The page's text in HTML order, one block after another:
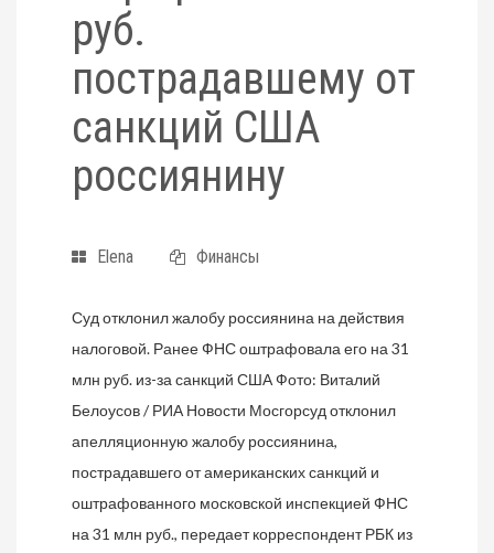
руб.
пострадавшему от
санкций США
россиянину
Elena Финансы
Суд отклонил жалобу россиянина на действия
налоговой. Ранее ФНС оштрафовала его на 31
млн руб. из-за санкций США Фото: Виталий
Белоусов / РИА Новости ​Мосгорсуд отклонил
апелляционную жалобу россиянина,
пострадавшего от американских санкций и
оштрафованного московской инспекцией ФНС
на 31 млн руб., передает корреспондент РБК из